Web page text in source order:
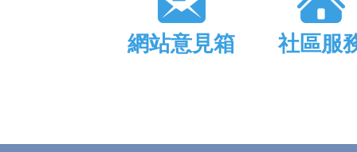
網站意見箱 社區服